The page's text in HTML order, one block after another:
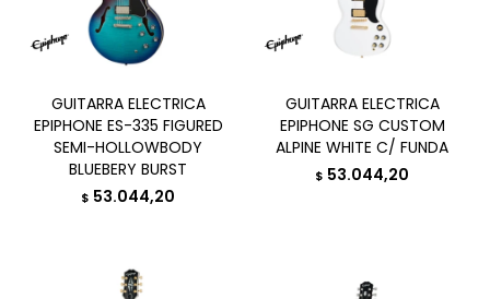
GUITARRA ELECTRICA
EPIPHONE ES-335 FIGURED
SEMI-HOLLOWBODY
BLUEBERY BURST
$ 53.044,20
GUITARRA ELECTRICA
EPIPHONE SG CUSTOM
ALPINE WHITE C/ FUNDA
$ 53.044,20